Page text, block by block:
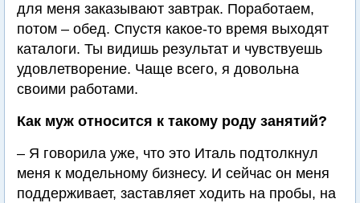
для меня заказывают завтрак. Поработаем,
потом – обед. Спустя какое-то время выходят
каталоги. Ты видишь результат и чувствуешь
удовлетворение. Чаще всего, я довольна
своими работами.
Как муж относится к такому роду занятий?
– Я говорила уже, что это Италь подтолкнул
меня к модельному бизнесу. И сейчас он меня
поддерживает, заставляет ходить на пробы, на